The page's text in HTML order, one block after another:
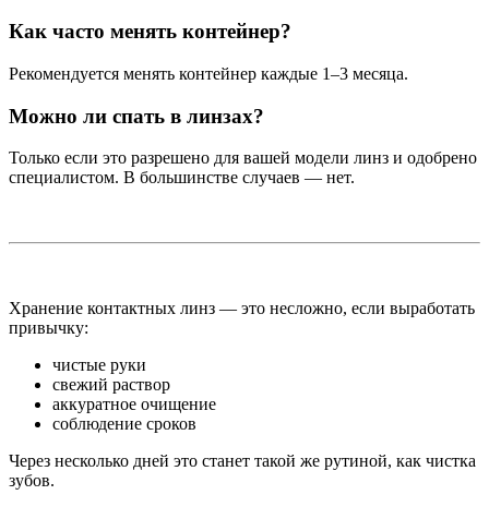
Как часто менять контейнер?
Рекомендуется менять контейнер каждые 1–3 месяца.
Можно ли спать в линзах?
Только если это разрешено для вашей модели линз и одобрено
специалистом. В большинстве случаев — нет.
Хранение контактных линз — это несложно, если выработать
привычку:
чистые руки
свежий раствор
аккуратное очищение
соблюдение сроков
Через несколько дней это станет такой же рутиной, как чистка
зубов.